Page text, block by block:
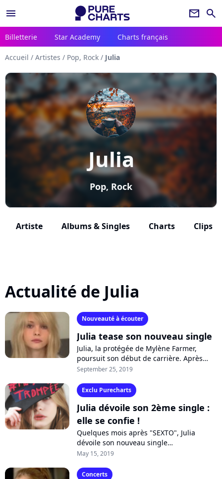
menu newsletter search
Billetterie Star Academy Charts français
Accueil / Artistes / Pop, Rock / Julia
Julia
Pop, Rock
Artiste Albums & Singles Charts Clips
Actualité de Julia
Nouveauté à écouter
Julia tease son nouveau single
Julia, la protégée de Mylène Farmer,
poursuit son début de carrière. Après
avoir tenté de séduire le public avec
jeune...
September 25, 2019
Exclu Purecharts
Julia dévoile son 2ème single :
elle se confie !
Quelques mois après "SEXTO", Julia
dévoile son nouveau single
"#MESUISTROMPÉE" écrit par Mylène
ans livre à...
May 15, 2019
Concerts